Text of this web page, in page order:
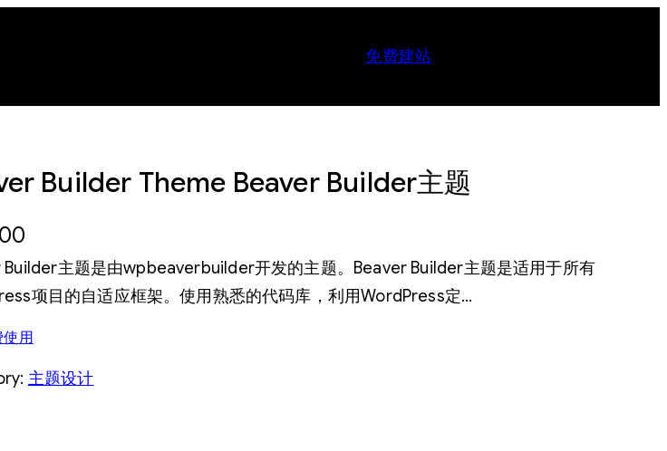
免费建站
Builder Theme Beaver Builder主题
Builder主题是由wpbeaverbuilder开发的主题。Beaver Builder主题是适用于所有
项目的自适应框架。使用熟悉的代码库，利用WordPress定…
使用
主题设计